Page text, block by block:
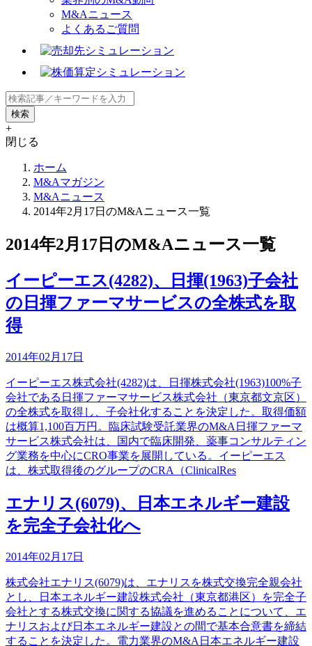
M&Aニュース
よくあるご質問
+
閉じる
ホーム
M&Aマガジン
M&Aニュース
2014年2月17日のM&Aニュース一覧
2014年2月17日のM&Aニュース一覧
イーピーエス(4282)、日揮(1963)子会社
の日揮ファーマサービスの全株式を取
得
2014年02月17日
イーピーエス株式会社(4282)は、日揮株式会社(1963)100%子
会社である日揮ファーマサービス株式会社（東京都文京区）
の全株式を取得し、子会社化することを決定した。取得価額
は概算1,100百万円。臨床試験受託業界のM&A日揮ファーマ
サービス株式会社は、国内で臨床開発、薬事コンサルティン
グ業務を中心にCRO事業を展開している。イーピーエス
は、株式取得後のグループのCRA（ClinicalRes
エナリス(6079)、日本エネルギー建設
を完全子会社化へ
2014年02月17日
株式会社エナリス(6079)は、エナリスを株式交換完全親会社
とし、日本エネルギー建設株式会社（東京都港区）を完全子
会社とする株式交換に関する協議を進めることについて、エ
ナリスおよび日本エネルギー建設との間で基本合意書を締結
することを決定した。電力業界のM&A日本エネルギー建設